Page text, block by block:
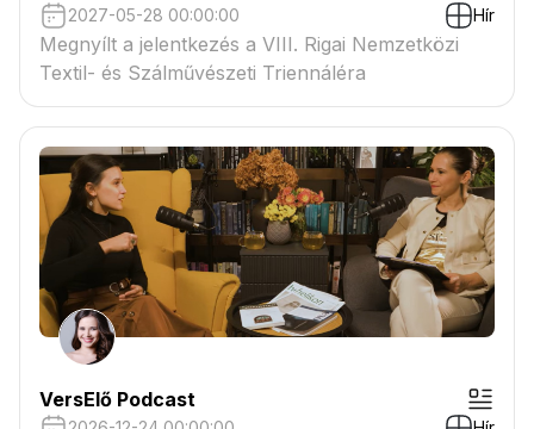
2027-05-28 00:00:00 Hír
Megnyílt a jelentkezés a VIII. Rigai Nemzetközi
Textil- és Szálművészeti Triennáléra
VersElő Podcast